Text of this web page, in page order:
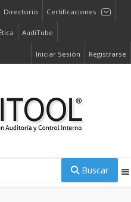
Directorio Certificaciones
AudiTube
Iniciar Sesión Registrarse
Buscar